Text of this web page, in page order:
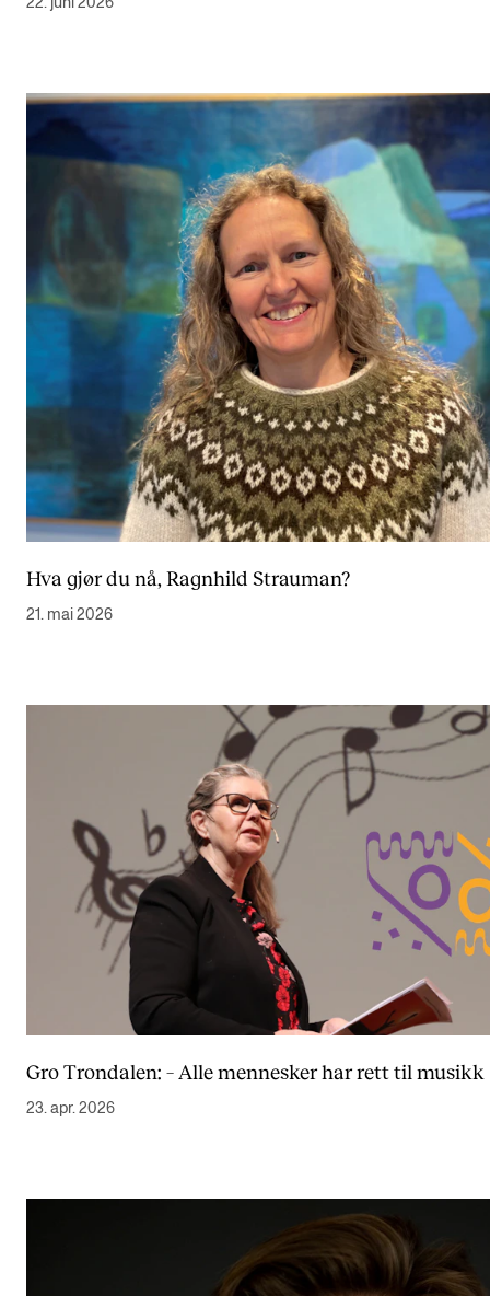
Hva gjør du nå, Ragnhild Strauman?
21. mai 2026
Gro Trondalen: – Alle mennesker har rett til musikk
23. apr. 2026